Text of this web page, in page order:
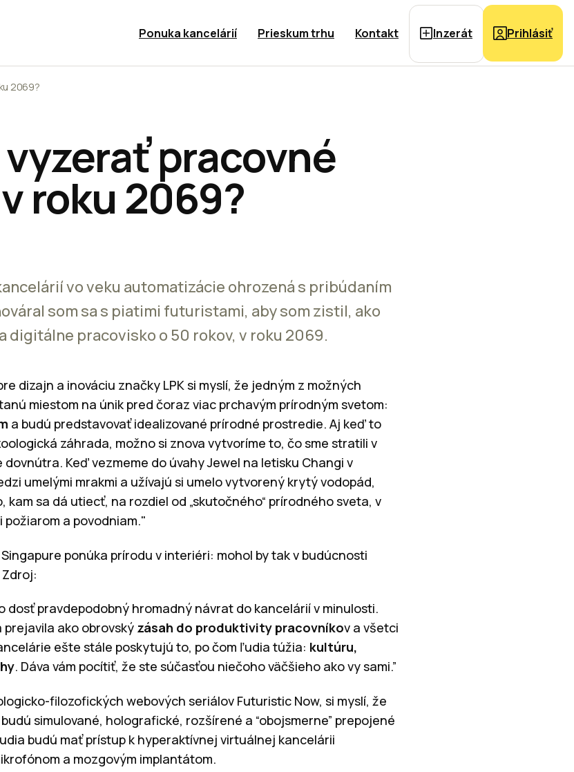
Ponuka kancelárií Prieskum trhu Kontakt Inzerát Prihlásiť
2069?
pracovné
roku 2069?
vo veku automatizácie ohrozená s pribúdaním
som sa s piatimi futuristami, aby som zistil, ako
digitálne pracovisko o 50 rokov, v roku 2069.
dizajn a inováciu značky LPK si myslí, že jedným z možných
miestom na únik pred čoraz viac prchavým prírodným svetom:
a budú predstavovať idealizované prírodné prostredie. Aj keď to
záhrada, možno si znova vytvoríme to, čo sme stratili v
Keď vezmeme do úvahy Jewel na letisku Changi v
umelými mrakmi a užívajú si umelo vytvorený krytý vodopád,
sa dá utiecť, na rozdiel od „skutočného“ prírodného sveta, v
a povodniam."
ponúka prírodu v interiéri: mohol by tak v budúcnosti
dosť pravdepodobný hromadný návrat do kancelárií v minulosti.
ako obrovský zásah do produktivity pracovníkov a všetci
ešte stále poskytujú to, po čom ľudia túžia: kultúru,
. Dáva vám pocítiť, že ste súčasťou niečoho väčšieho ako vy sami.”
filozofických webových seriálov Futuristic Now, si myslí, že
simulované, holografické, rozšírené a “obojsmerne” prepojené
budú mať prístup k hyperaktívnej virtuálnej kancelárii
a mozgovým implantátom.